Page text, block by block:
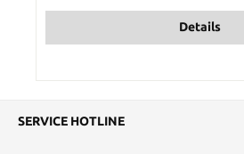
Details
SERVICE HOTLINE